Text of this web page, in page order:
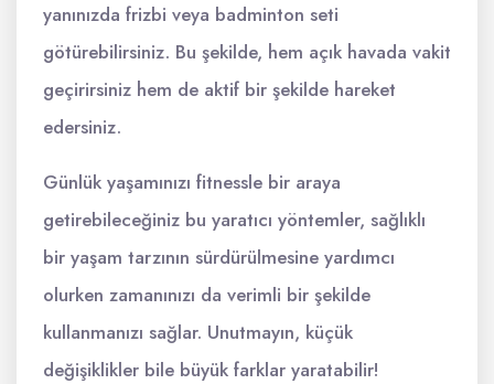
yanınızda frizbi veya badminton seti
götürebilirsiniz. Bu şekilde, hem açık havada vakit
geçirirsiniz hem de aktif bir şekilde hareket
edersiniz.
Günlük yaşamınızı fitnessle bir araya
getirebileceğiniz bu yaratıcı yöntemler, sağlıklı
bir yaşam tarzının sürdürülmesine yardımcı
olurken zamanınızı da verimli bir şekilde
kullanmanızı sağlar. Unutmayın, küçük
değişiklikler bile büyük farklar yaratabilir!